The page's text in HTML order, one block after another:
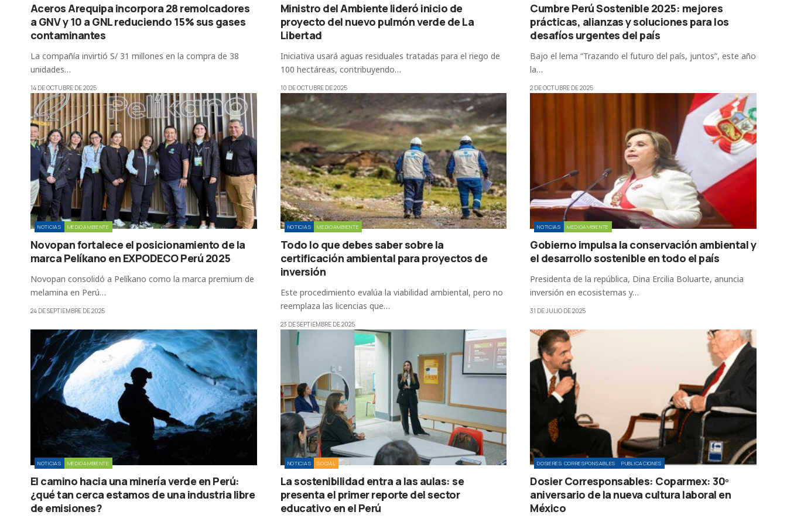
Aceros Arequipa incorpora 28 remolcadores
a GNV y 10 a GNL reduciendo 15% sus gases
contaminantes
La compañía invirtió S/ 31 millones en la compra de 38
unidades…
14 DE OCTUBRE DE 2025
Ministro del Ambiente lideró inicio de
proyecto del nuevo pulmón verde de La
Libertad
Iniciativa usará aguas residuales tratadas para el riego de
100 hectáreas, contribuyendo…
10 DE OCTUBRE DE 2025
Cumbre Perú Sostenible 2025: mejores
prácticas, alianzas y soluciones para los
desafíos urgentes del país
Bajo el lema “Trazando el futuro del país, juntos”, este año
la…
2 DE OCTUBRE DE 2025
NOTICIAS MEDIOAMBIENTE
Novopan fortalece el posicionamiento de la
marca Pelíkano en EXPODECO Perú 2025
Novopan consolidó a Pelíkano como la marca premium de
melamina en Perú…
24 DE SEPTIEMBRE DE 2025
NOTICIAS MEDIOAMBIENTE
Todo lo que debes saber sobre la
certificación ambiental para proyectos de
inversión
Este procedimiento evalúa la viabilidad ambiental, pero no
reemplaza las licencias que…
23 DE SEPTIEMBRE DE 2025
NOTICIAS MEDIOAMBIENTE
Gobierno impulsa la conservación ambiental y
el desarrollo sostenible en todo el país
Presidenta de la república, Dina Ercilia Boluarte, anuncia
inversión en ecosistemas y…
31 DE JULIO DE 2025
NOTICIAS MEDIOAMBIENTE
El camino hacia una minería verde en Perú:
¿qué tan cerca estamos de una industria libre
de emisiones?
NOTICIAS SOCIAL
La sostenibilidad entra a las aulas: se
presenta el primer reporte del sector
educativo en el Perú
DOSIERES CORRESPONSABLES PUBLICACIONES
Dosier Corresponsables: Coparmex: 30º
aniversario de la nueva cultura laboral en
México